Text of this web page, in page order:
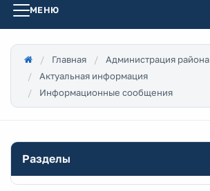
МЕНЮ
Главная
Администрация района
Актуальная информация
Информационные сообщения
Разделы